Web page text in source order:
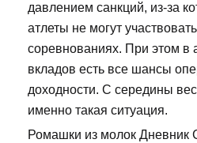
давлением санкций, из-за
атлеты не могут
соревнованиях. При этом в
вкладов есть все шансы
доходности. С середины
именно такая ситуация.
Ромашки из молок Дневник